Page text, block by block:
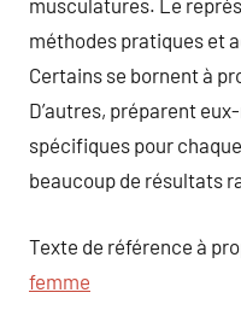
musculatures. Le
méthodes pratiques et
Certains se bornent à
D’autres, préparent
spécifiques pour
beaucoup de résultats
Texte de référence à
femme